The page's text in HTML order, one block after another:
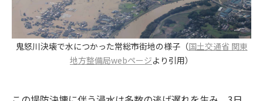
鬼怒川決壊で水につかった常総市街地の様子（国土交通省 関東
地方整備局webページより引用）